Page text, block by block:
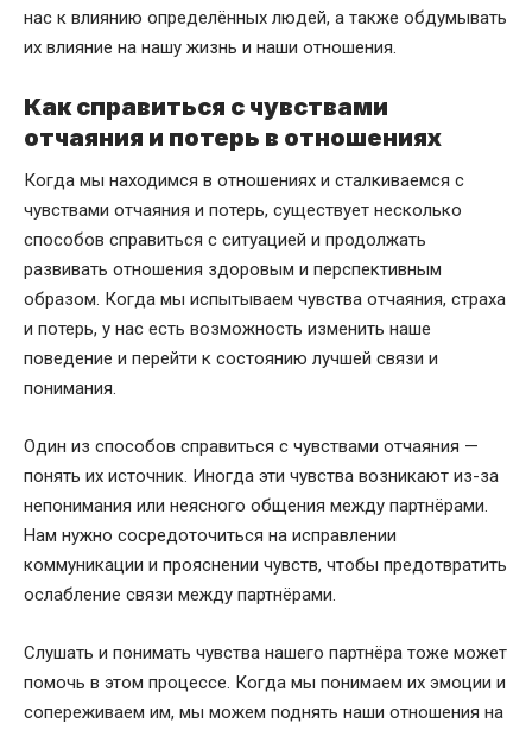
нас к влиянию определённых людей, а также обдумывать
их влияние на нашу жизнь и наши отношения.
Как справиться с чувствами
отчаяния и потерь в отношениях
Когда мы находимся в отношениях и сталкиваемся с
чувствами отчаяния и потерь, существует несколько
способов справиться с ситуацией и продолжать
развивать отношения здоровым и перспективным
образом. Когда мы испытываем чувства отчаяния, страха
и потерь, у нас есть возможность изменить наше
поведение и перейти к состоянию лучшей связи и
понимания.
Один из способов справиться с чувствами отчаяния —
понять их источник. Иногда эти чувства возникают из-за
непонимания или неясного общения между партнёрами.
Нам нужно сосредоточиться на исправлении
коммуникации и прояснении чувств, чтобы предотвратить
ослабление связи между партнёрами.
Слушать и понимать чувства нашего партнёра тоже может
помочь в этом процессе. Когда мы понимаем их эмоции и
сопереживаем им, мы можем поднять наши отношения на